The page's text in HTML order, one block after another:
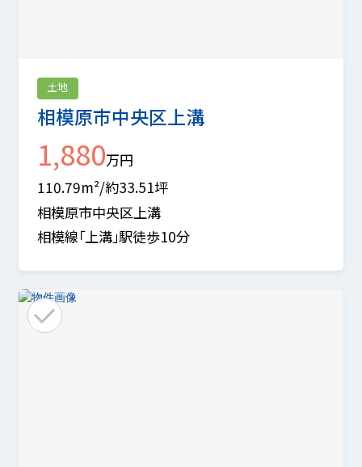
相模原市中央区上溝
土地
1,880万円
110.79m²/約33.51坪
相模原市中央区上溝
相模線「上溝」駅徒歩10分